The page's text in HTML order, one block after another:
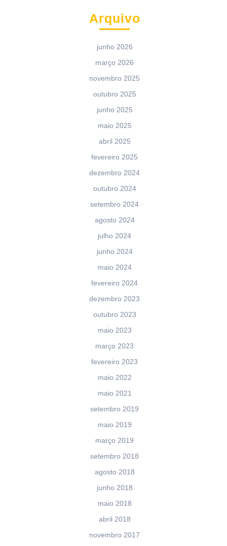
Arquivo
junho 2026
março 2026
novembro 2025
outubro 2025
junho 2025
maio 2025
abril 2025
fevereiro 2025
dezembro 2024
outubro 2024
setembro 2024
agosto 2024
julho 2024
junho 2024
maio 2024
fevereiro 2024
dezembro 2023
outubro 2023
maio 2023
março 2023
fevereiro 2023
maio 2022
maio 2021
setembro 2019
maio 2019
março 2019
setembro 2018
agosto 2018
junho 2018
maio 2018
abril 2018
novembro 2017